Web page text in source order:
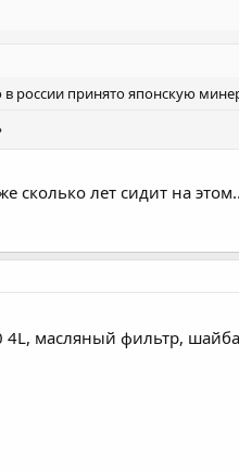
россии принято японскую
лет сидит на
масляный фильтр,